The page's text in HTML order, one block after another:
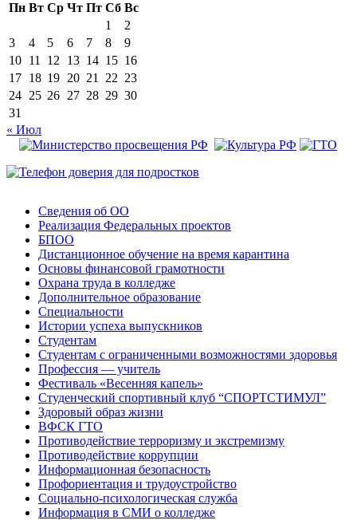
Пн Вт Ср Чт Пт Сб Вс
1
2
3
4 5 6 7 8
9
10 11 12 13 14 15 16
17 18 19 20 21 22 23
24 25 26 27 28 29 30
31
« Июл
Сведения об ОО
Реализация Федеральных проектов
БПОО
Дистанционное обучение на время карантина
Основы финансовой грамотности
Охрана труда в колледже
Дополнительное образование
Специальности
Истории успеха выпускников
Студентам
Студентам с ограниченными возможностями здоровья
Профессия — учитель
Фестиваль «Весенняя капель»
Студенческий спортивный клуб “СПОРТСТИМУЛ”
Здоровый образ жизни
ВФСК ГТО
Противодействие терроризму и экстремизму
Противодействие коррупции
Информационная безопасность
Профориентация и трудоустройство
Социально-психологическая служба
Информация в СМИ о колледже